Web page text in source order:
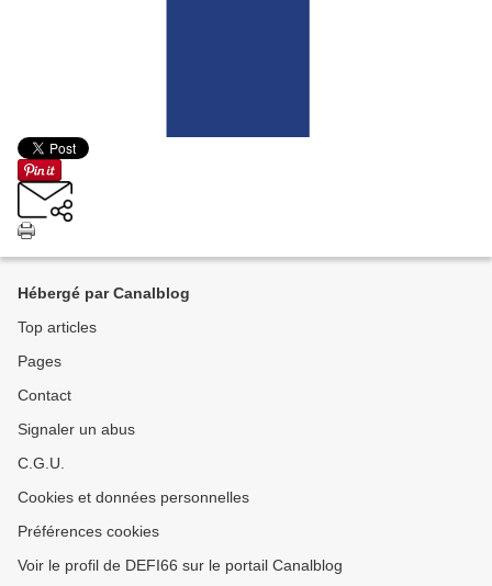
Hébergé par Canalblog
Top articles
Pages
Contact
Signaler un abus
C.G.U.
Cookies et données personnelles
Préférences cookies
Voir le profil de DEFI66 sur le portail Canalblog